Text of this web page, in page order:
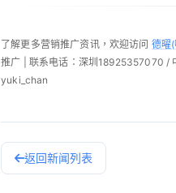
了解更多营销推广资讯，欢迎访问 德曜
推广 | 联系电话：深圳18925357070
yuki_chan
返回新闻列表